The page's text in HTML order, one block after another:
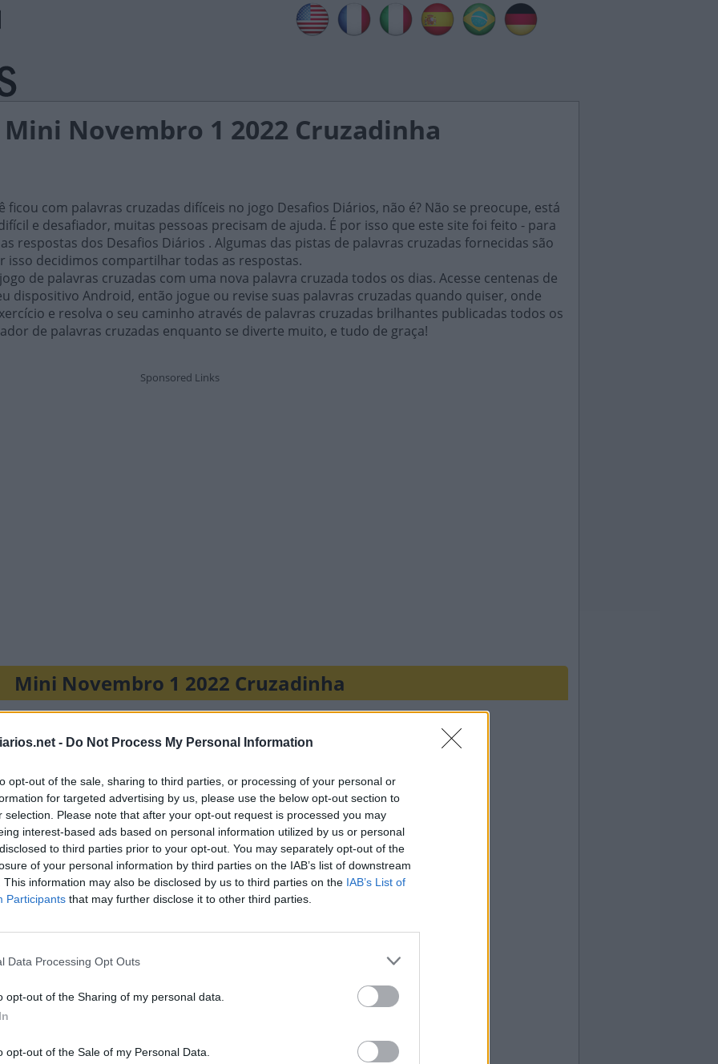
- Do Not Process My Personal Information
opt-out of the sale, sharing to third parties, or processing of your personal or
for targeted advertising by us, please use the below opt-out section to
selection. Please note that after your opt-out request is processed you may
interest-based ads based on personal information utilized by us or personal
to third parties prior to your opt-out. You may separately opt-out of the
of your personal information by third parties on the IAB’s list of downstream
This information may also be disclosed by us to third parties on the IAB’s List of
Participants that may further disclose it to other third parties.
Data Processing Opt Outs
opt-out of the Sharing of my personal data.
opt-out of the Sale of my Personal Data.
Novembro 1 2022 Cruzadinha
ficou com palavras cruzadas difíceis no jogo Desafios Diários, não é? Não se preocupe, está
e desafiador, muitas pessoas precisam de ajuda. É por isso que este site foi feito - para
respostas dos Desafios Diários . Algumas das pistas de palavras cruzadas fornecidas são
isso decidimos compartilhar todas as respostas.
de palavras cruzadas com uma nova palavra cruzada todos os dias. Acesse centenas de
dispositivo Android, então jogue ou revise suas palavras cruzadas quando quiser, onde
e resolva o seu caminho através de palavras cruzadas brilhantes publicadas todos os
de palavras cruzadas enquanto se diverte muito, e tudo de graça!
Mini Novembro 1 2022 Cruzadinha
P
O R E
M
N
A
R O
:
e mas